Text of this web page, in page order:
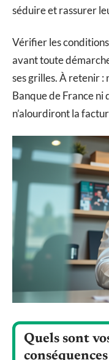
séduire et rassurer
Vérifier les
avant toute
ses grilles. À retenir :
Banque de France
n’alourdiront la
Quels sont